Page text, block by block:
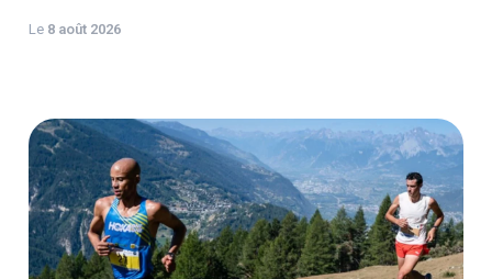
Le 8 août 2026